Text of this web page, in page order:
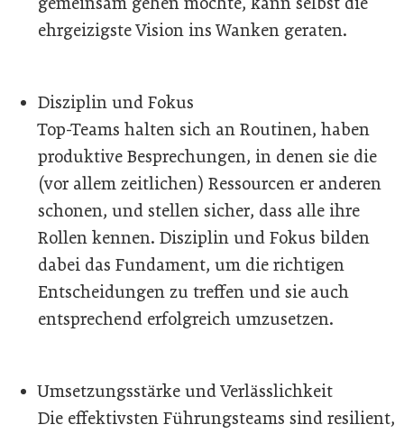
ehrgeizigste Vision ins Wanken geraten.
Disziplin und Fokus
Top-Teams halten sich an Routinen, haben
produktive Besprechungen, in denen sie die
(vor allem zeitlichen) Ressourcen er anderen
schonen, und stellen sicher, dass alle ihre
Rollen kennen. Disziplin und Fokus bilden
dabei das Fundament, um die richtigen
Entscheidungen zu treffen und sie auch
entsprechend erfolgreich umzusetzen.
Umsetzungsstärke und Verlässlichkeit
Die effektivsten Führungsteams sind resilient,